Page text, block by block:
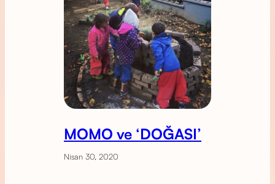
MOMO ve ‘DOĞASI’
Nisan 30, 2020